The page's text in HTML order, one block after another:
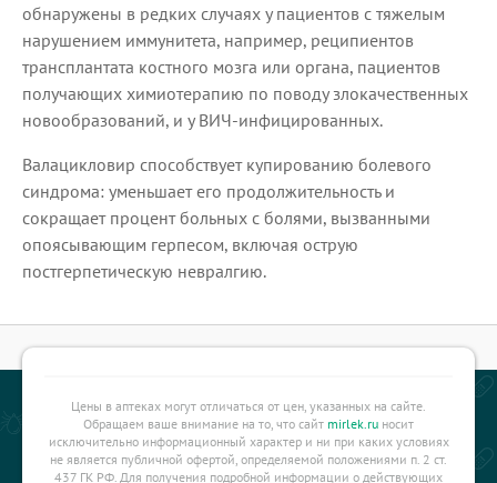
обнаружены в редких случаях у пациентов с тяжелым
нарушением иммунитета, например, реципиентов
трансплантата костного мозга или органа, пациентов
получающих химиотерапию по поводу злокачественных
новообразований, и у ВИЧ-инфицированных.
Валацикловир способствует купированию болевого
синдрома: уменьшает его продолжительность и
сокращает процент больных с болями, вызванными
опоясывающим герпесом, включая острую
постгерпетическую невралгию.
Цены в аптеках могут отличаться от цен, указанных на сайте.
Обращаем ваше внимание на то, что сайт mirlek.ru носит
исключительно информационный характер и ни при каких условиях
не является публичной офертой, определяемой положениями п. 2 ст.
437 ГК РФ. Для получения подробной информации о действующих